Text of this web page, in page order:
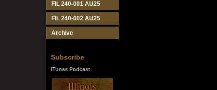
FIL 240-001 AU25
FIL 240-002 AU25
Archive
Subscribe
iTunes Podcast